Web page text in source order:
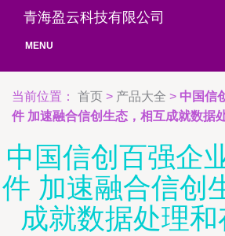
青海盈云科技有限公司
MENU
当前位置： 首页 > 产品大全 > 中国信
件 加速融合信创生态，相互成就数据
中国信创百强企
件 加速融合信创
成就数据处理